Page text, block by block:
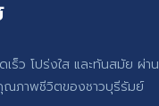
ร็ว โปร่งใส และทันสมัย ผ่าน
ณภาพชีวิตของชาวบุรีรัมย์